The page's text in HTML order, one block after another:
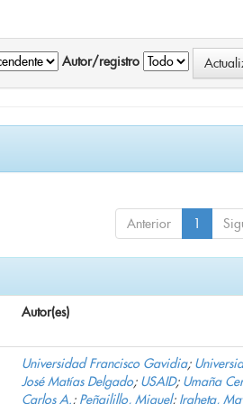
Autor/registro
Anterior 1
Autor(es)
Universidad Francisco Gavidia;
José Matías Delgado; USAID; Umaña
Carlos A.; Peñailillo, Miguel; Iraheta,